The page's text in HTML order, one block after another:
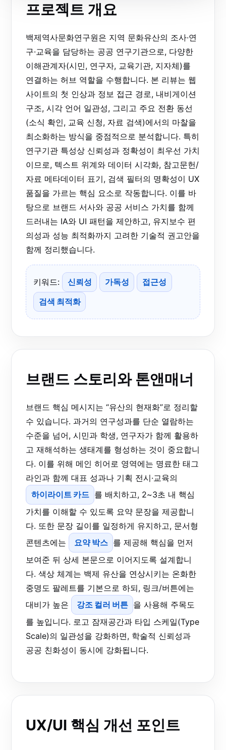
프로젝트 개요
백제역사문화연구원은 지역 문화유산의 조사·연
구·교육을 담당하는 공공 연구기관으로, 다양한
이해관계자(시민, 연구자, 교육기관, 지자체)를
연결하는 허브 역할을 수행합니다. 본 리뷰는 웹
사이트의 첫 인상과 정보 접근 경로, 내비게이션
구조, 시각 언어 일관성, 그리고 주요 전환 동선
(소식 확인, 교육 신청, 자료 검색)에서의 마찰을
최소화하는 방식을 중점적으로 분석합니다. 특히
연구기관 특성상 신뢰성과 정확성이 최우선 가치
이므로, 텍스트 위계와 데이터 시각화, 참고문헌/
자료 메타데이터 표기, 검색 필터의 명확성이 UX
품질을 가르는 핵심 요소로 작동합니다. 이를 바
탕으로 브랜드 서사와 공공 서비스 가치를 함께
드러내는 IA와 UI 패턴을 제안하고, 유지보수 편
의성과 성능 최적화까지 고려한 기술적 권고안을
함께 정리했습니다.
키워드: 신뢰성 가독성
접근성
검색 최적화
브랜드 스토리와 톤앤매너
브랜드 핵심 메시지는 “유산의 현재화”로 정리할
수 있습니다. 과거의 연구성과를 단순 열람하는
수준을 넘어, 시민과 학생, 연구자가 함께 활용하
고 재해석하는 생태계를 형성하는 것이 중요합니
다. 이를 위해 메인 히어로 영역에는 명료한 태그
라인과 함께 대표 성과나 기획 전시·교육의
하이라이트 카드 를 배치하고, 2~3초 내 핵심
가치를 이해할 수 있도록 요약 문장을 제공합니
다. 또한 문장 길이를 일정하게 유지하고, 문서형
콘텐츠에는
요약 박스 를 제공해 핵심을 먼저
보여준 뒤 상세 본문으로 이어지도록 설계합니
다. 색상 체계는 백제 유산을 연상시키는 온화한
중명도 팔레트를 기본으로 하되, 링크/버튼에는
대비가 높은
강조 컬러 버튼 을 사용해 주목도
를 높입니다. 로고 잠재공간과 타입 스케일(Type
Scale)의 일관성을 강화하면, 학술적 신뢰성과
공공 친화성이 동시에 강화됩니다.
UX/UI 핵심 개선 포인트